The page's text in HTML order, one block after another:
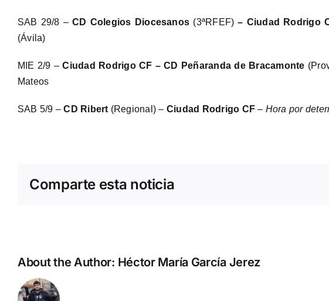
SAB 29/8 –CD Colegios Diocesanos (3ªRFEF)– Ciudad Rodrigo
(Ávila)
MIE 2/9 –Ciudad Rodrigo CF – CD Peñaranda de Bracamonte
Mateos
SAB 5/9 –CD Ribert (Regional) – Ciudad Rodrigo CF– Hora por
Comparte esta noticia
About the Author: Héctor María García Jerez